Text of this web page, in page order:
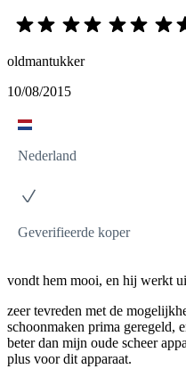
oldmantukker
10/08/2015
Nederland
Geverifieerde koper
vondt hem mooi, en hij werkt
zeer tevreden met de
schoonmaken prima geregeld,
beter dan mijn oude scheer
plus voor dit apparaat.